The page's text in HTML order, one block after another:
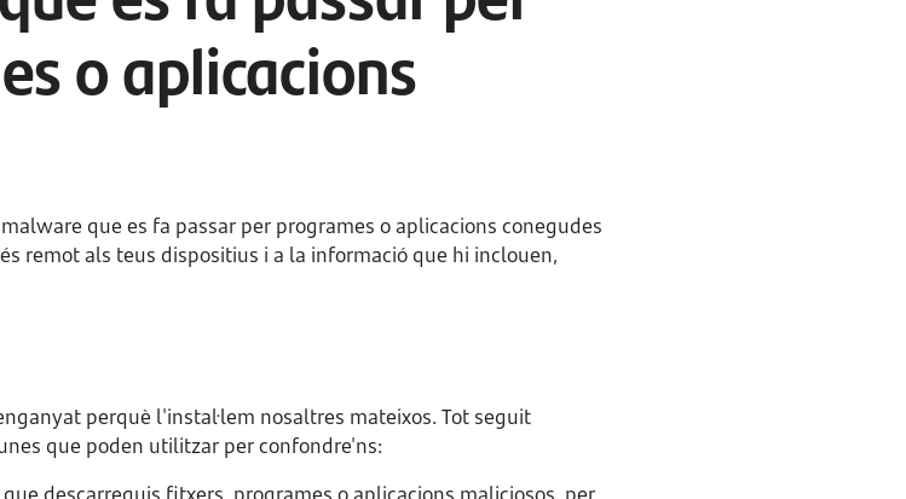
o aplicacions
que es fa passar per programes o aplicacions conegudes
remot als teus dispositius i a la informació que hi inclouen,
perquè l'instal·lem nosaltres mateixos. Tot seguit
que poden utilitzar per confondre'ns: